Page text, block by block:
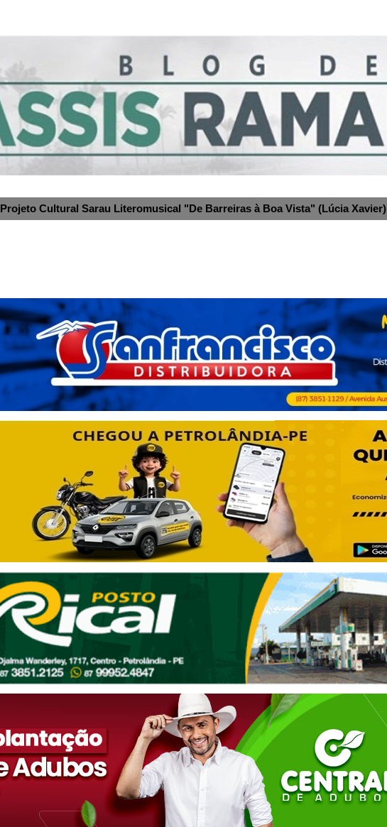
Projeto Cultural Sarau Literomusical "De Barreiras à Boa Vista" (Lúcia Xavier)